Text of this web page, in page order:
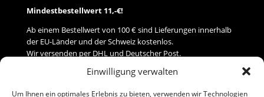
Einwilligung verwalten
Um Ihnen ein optimales Erlebnis zu bieten, verwenden wir Technologien
Mindestbestellwert 11,-€!
Ab einem Bestellwert von 100 € sind Lieferungen innerhalb
der EU-Länder und der Schweiz kostenlos.
Wir versenden per DHL und Deutscher Post.
Versand